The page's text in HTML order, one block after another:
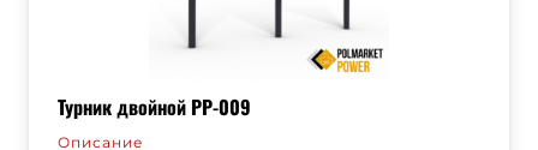
Турник двойной РР-009
Описание